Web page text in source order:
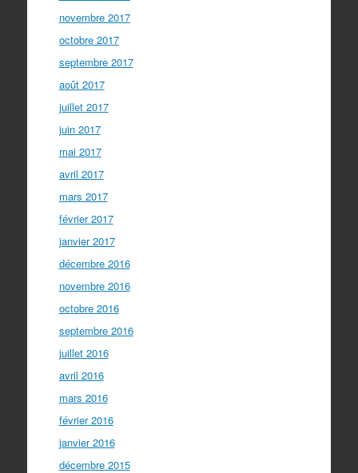
novembre 2017
octobre 2017
septembre 2017
août 2017
juillet 2017
juin 2017
mai 2017
avril 2017
mars 2017
février 2017
janvier 2017
décembre 2016
novembre 2016
octobre 2016
septembre 2016
juillet 2016
avril 2016
mars 2016
février 2016
janvier 2016
décembre 2015